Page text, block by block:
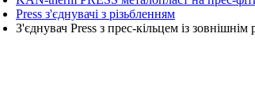
Press з'єднувачі з різьбленням
З'єднувач Press з прес-кільцем із